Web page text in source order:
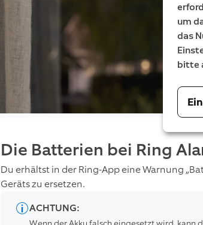
Die Batterien bei Ring
Du erhältst in der Ring-App eine Warnung
Geräts zu ersetzen.
ACHTUNG:
um
das
bitte